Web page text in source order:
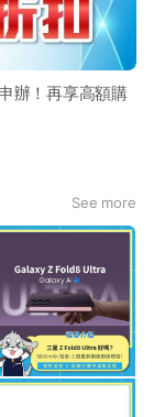
辦！再享高額購
See more